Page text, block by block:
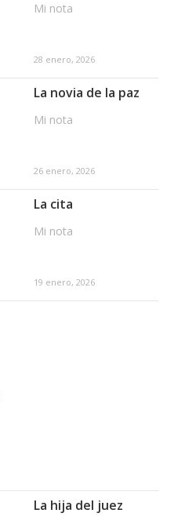
Mi nota
28 enero, 2026
La novia de la paz
Mi nota
26 enero, 2026
La cita
Mi nota
19 enero, 2026
La hija del juez